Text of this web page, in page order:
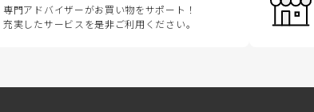
専門アドバイザーがお買い物をサポート！
充実したサービスを是非ご利用ください。